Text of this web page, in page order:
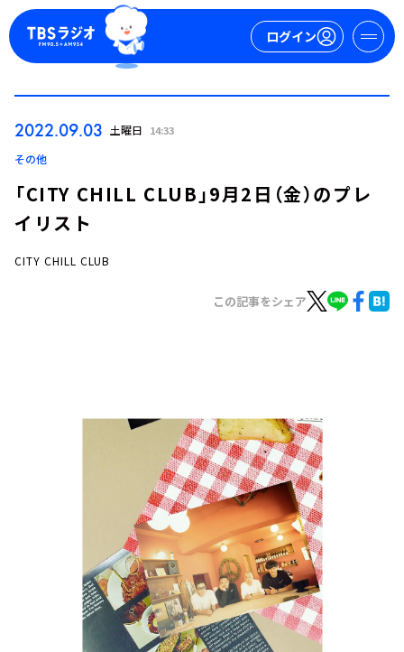
ログイン
お知らせ
イベント・グッズ
2022.09.03 土曜日 14:33
その他
「CITY CHILL CLUB」9月2日（金）のプレ
イリスト
CITY CHILL CLUB
この記事をシェア